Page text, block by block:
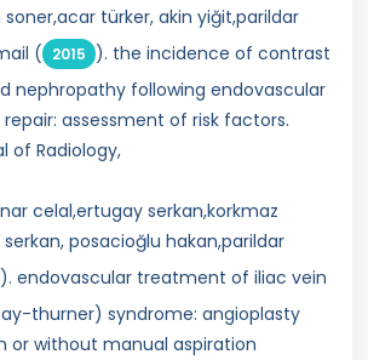
türker, akin yiğit,parildar
( 2015 ). the incidence of contrast
nephropathy following endovascular
assessment of risk factors.
of Radiology,
celal,ertugay serkan,korkmaz
posacioğlu hakan,parildar
). endovascular treatment of iliac vein
thurner) syndrome: angioplasty
or without manual aspiration